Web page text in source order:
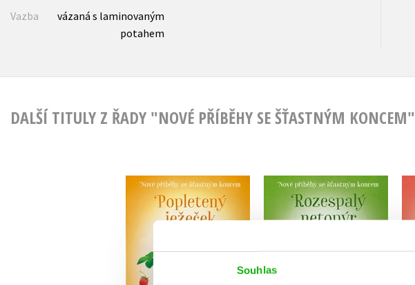
Souhlas
Vazba
vázaná s laminovaným
potahem
DALŠÍ TITULY Z ŘADY "NOVÉ PŘÍBĚHY SE ŠŤASTNÝM KONCEM"
Nové příběhy se
šťastným koncem –
Popletený ježeček
Nové příběhy se
šťastným koncem –
Rozespalý netopýr